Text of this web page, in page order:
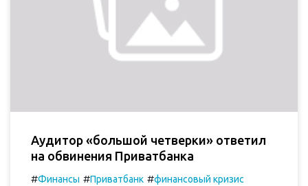
Аудитор «большой четверки» ответил
на обвинения Приватбанка
#Финансы #Приватбанк #финансовый кризис